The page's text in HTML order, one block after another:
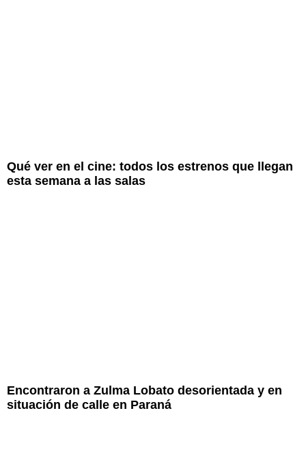
Qué ver en el cine: todos los estrenos que llegan
esta semana a las salas
Encontraron a Zulma Lobato desorientada y en
situación de calle en Paraná